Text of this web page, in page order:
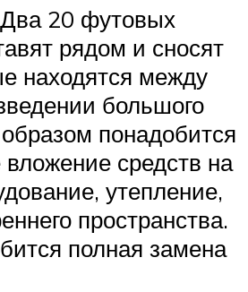
Два 20 футовых
рядом и сносят
находятся между
большого
понадобится
вложение средств на
утепление,
пространства.
полная замена